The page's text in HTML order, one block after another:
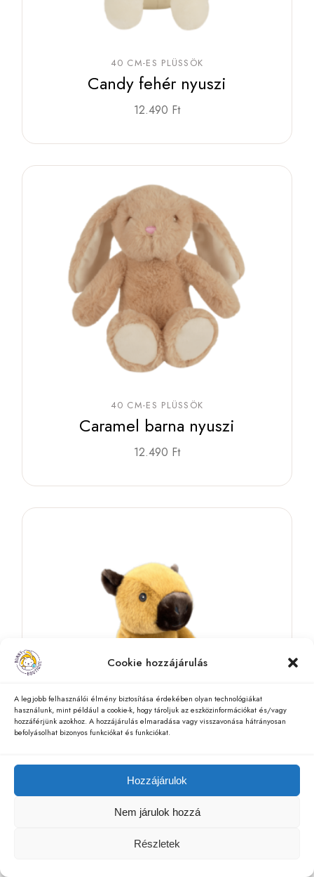
Cookie hozzájárulás
A legjobb felhasználói élmény biztosítása érdekében olyan technológiákat
használunk, mint például a cookie-k, hogy tároljuk az eszközinformációkat és/vagy
hozzáférjünk azokhoz. A hozzájárulás elmaradása vagy visszavonása hátrányosan
befolyásolhat bizonyos funkciókat és funkciókat.
Hozzájárulok
Nem járulok hozzá
Részletek
40 CM-ES PLÜSSÖK
Candy fehér nyuszi
12.490 Ft
40 CM-ES PLÜSSÖK
Caramel barna nyuszi
12.490 Ft
Carlos capybara
12.490Ft